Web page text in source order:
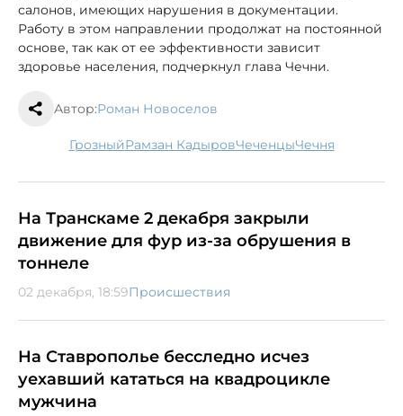
салонов, имеющих нарушения в документации.
Работу в этом направлении продолжат на постоянной
основе, так как от ее эффективности зависит
здоровье населения, подчеркнул глава Чечни.
Автор:Роман Новоселов
Грозный Рамзан Кадыров чеченцы Чечня
На Транскаме 2 декабря закрыли
движение для фур из-за обрушения в
тоннеле
02 декабря, 18:59Происшествия
На Ставрополье бесследно исчез
уехавший кататься на квадроцикле
мужчина